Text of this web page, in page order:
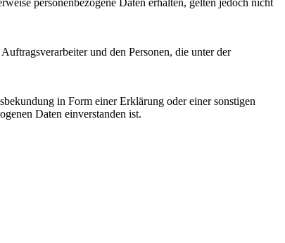
und den Personen, die unter der
in Form einer Erklärung oder einer sonstigen
Daten einverstanden ist.